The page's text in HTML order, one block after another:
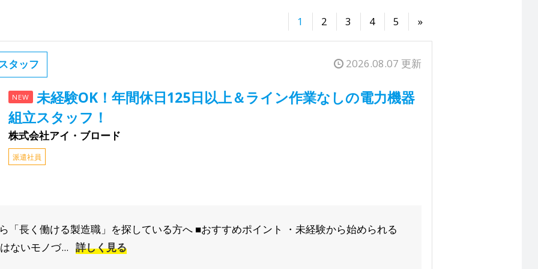
1 2 3 4 5 »
タッフ 2026.08.07 更新
NEW
未経験OK！年間休日125日以上＆ライン作業なしの電力機器
組立スタッフ！
株式会社アイ・ブロード
派遣社員
長く働ける製造職」を探している方へ ■おすすめポイント ・未経験から始められる
ないモノづ... 詳しく見る